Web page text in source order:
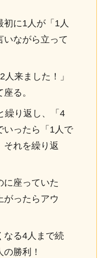
初に1人が「1人
いながら立って
来ました！」
る。
繰り返し、「4
いったら「1人で
それを繰り返
に座っていた
がったらアウ
なる4人まで続
勝利！